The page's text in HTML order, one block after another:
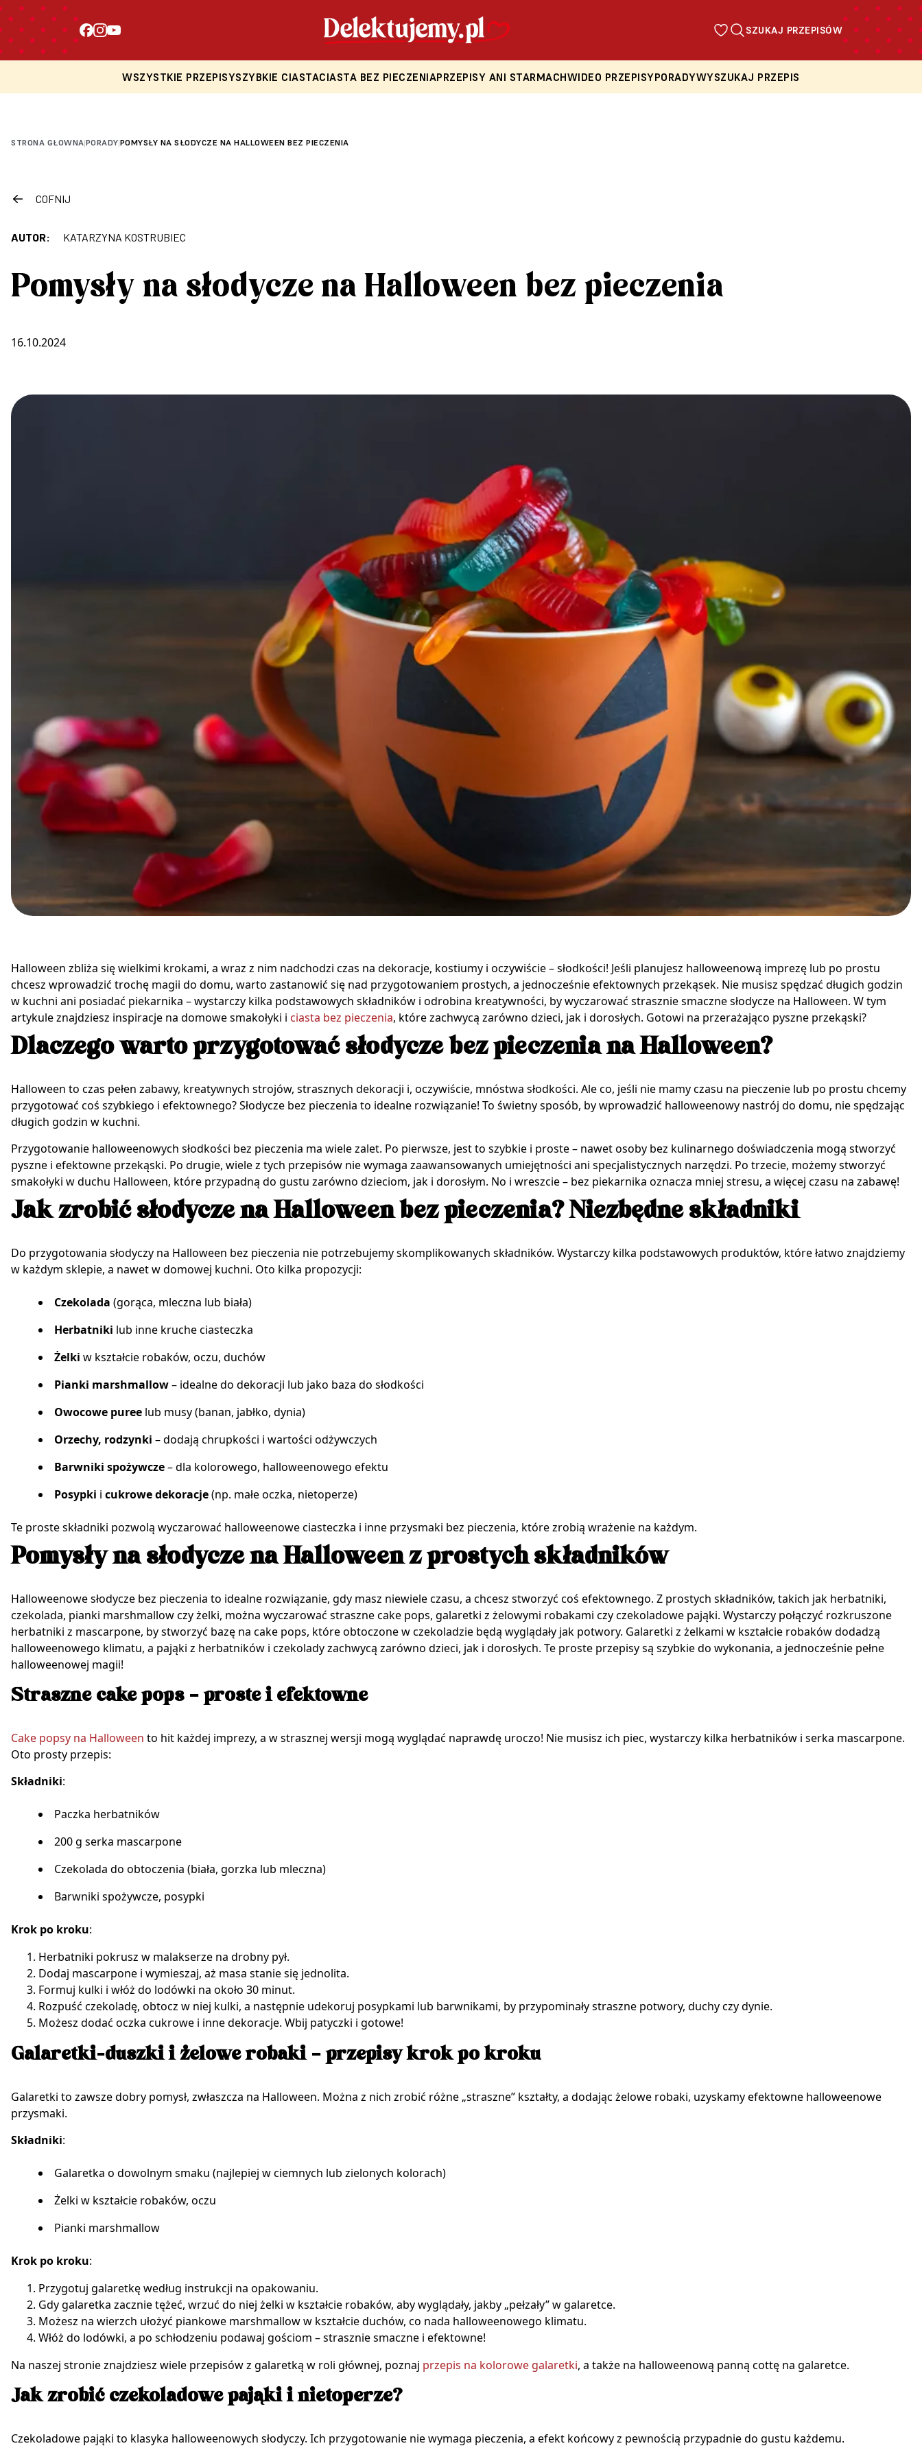
SZUKAJ PRZEPISÓW
WSZYSTKIE PRZEPISYSZYBKIE CIASTACIASTA BEZ PIECZENIAPRZEPISY ANI STARMACHWIDEO PRZEPISYPORADYWYSZUKAJ PRZEPIS
STRONA GŁOWNA|PORADY|POMYSŁY NA SŁODYCZE NA HALLOWEEN BEZ PIECZENIA
COFNIJ
AUTOR: KATARZYNA KOSTRUBIEC
Pomysły na słodycze na Halloween bez pieczenia
16.10.2024
Halloween zbliża się wielkimi krokami, a wraz z nim nadchodzi czas na dekoracje, kostiumy i oczywiście – słodkości! Jeśli planujesz halloweenową imprezę lub po prostu
chcesz wprowadzić trochę magii do domu, warto zastanowić się nad przygotowaniem prostych, a jednocześnie efektownych przekąsek. Nie musisz spędzać długich godzin
w kuchni ani posiadać piekarnika – wystarczy kilka podstawowych składników i odrobina kreatywności, by wyczarować strasznie smaczne słodycze na Halloween. W tym
artykule znajdziesz inspiracje na domowe smakołyki i ciasta bez pieczenia, które zachwycą zarówno dzieci, jak i dorosłych. Gotowi na przerażająco pyszne przekąski?
Dlaczego warto przygotować słodycze bez pieczenia na Halloween?
Halloween to czas pełen zabawy, kreatywnych strojów, strasznych dekoracji i, oczywiście, mnóstwa słodkości. Ale co, jeśli nie mamy czasu na pieczenie lub po prostu chcemy
przygotować coś szybkiego i efektownego? Słodycze bez pieczenia to idealne rozwiązanie! To świetny sposób, by wprowadzić halloweenowy nastrój do domu, nie spędzając
długich godzin w kuchni.
Przygotowanie halloweenowych słodkości bez pieczenia ma wiele zalet. Po pierwsze, jest to szybkie i proste – nawet osoby bez kulinarnego doświadczenia mogą stworzyć
pyszne i efektowne przekąski. Po drugie, wiele z tych przepisów nie wymaga zaawansowanych umiejętności ani specjalistycznych narzędzi. Po trzecie, możemy stworzyć
smakołyki w duchu Halloween, które przypadną do gustu zarówno dzieciom, jak i dorosłym. No i wreszcie – bez piekarnika oznacza mniej stresu, a więcej czasu na zabawę!
Jak zrobić słodycze na Halloween bez pieczenia? Niezbędne składniki
Do przygotowania słodyczy na Halloween bez pieczenia nie potrzebujemy skomplikowanych składników. Wystarczy kilka podstawowych produktów, które łatwo znajdziemy
w każdym sklepie, a nawet w domowej kuchni. Oto kilka propozycji:
Czekolada (gorąca, mleczna lub biała)
Herbatniki lub inne kruche ciasteczka
Żelki w kształcie robaków, oczu, duchów
Pianki marshmallow– idealne do dekoracji lub jako baza do słodkości
Owocowe puree lub musy (banan, jabłko, dynia)
Orzechy, rodzynki – dodają chrupkości i wartości odżywczych
Barwniki spożywcze– dla kolorowego, halloweenowego efektu
Posypki i cukrowe dekoracje(np. małe oczka, nietoperze)
Te proste składniki pozwolą wyczarować halloweenowe ciasteczka i inne przysmaki bez pieczenia, które zrobią wrażenie na każdym.
Pomysły na słodycze na Halloween z prostych składników
Halloweenowe słodycze bez pieczenia to idealne rozwiązanie, gdy masz niewiele czasu, a chcesz stworzyć coś efektownego. Z prostych składników, takich jak herbatniki,
czekolada, pianki marshmallow czy żelki, można wyczarować straszne cake pops, galaretki z żelowymi robakami czy czekoladowe pająki. Wystarczy połączyć rozkruszone
herbatniki z mascarpone, by stworzyć bazę na cake pops, które obtoczone w czekoladzie będą wyglądały jak potwory. Galaretki z żelkami w kształcie robaków dodadzą
halloweenowego klimatu, a pająki z herbatników i czekolady zachwycą zarówno dzieci, jak i dorosłych. Te proste przepisy są szybkie do wykonania, a jednocześnie pełne
halloweenowej magii!
Straszne cake pops – proste i efektowne
Cake popsy na Halloween to hit każdej imprezy, a w strasznej wersji mogą wyglądać naprawdę uroczo! Nie musisz ich piec, wystarczy kilka herbatników i serka mascarpone.
Oto prosty przepis:
Składniki:
Paczka herbatników
200 g serka mascarpone
Czekolada do obtoczenia (biała, gorzka lub mleczna)
Barwniki spożywcze, posypki
Krok po kroku:
Herbatniki pokrusz w malakserze na drobny pył.
Dodaj mascarpone i wymieszaj, aż masa stanie się jednolita.
Formuj kulki i włóż do lodówki na około 30 minut.
Rozpuść czekoladę, obtocz w niej kulki, a następnie udekoruj posypkami lub barwnikami, by przypominały straszne potwory, duchy czy dynie.
Możesz dodać oczka cukrowe i inne dekoracje. Wbij patyczki i gotowe!
Galaretki-duszki i żelowe robaki – przepisy krok po kroku
Galaretki to zawsze dobry pomysł, zwłaszcza na Halloween. Można z nich zrobić różne „straszne” kształty, a dodając żelowe robaki, uzyskamy efektowne halloweenowe
przysmaki.
Składniki:
Galaretka o dowolnym smaku (najlepiej w ciemnych lub zielonych kolorach)
Żelki w kształcie robaków, oczu
Pianki marshmallow
Krok po kroku:
Przygotuj galaretkę według instrukcji na opakowaniu.
Gdy galaretka zacznie tężeć, wrzuć do niej żelki w kształcie robaków, aby wyglądały, jakby „pełzały” w galaretce.
Możesz na wierzch ułożyć piankowe marshmallow w kształcie duchów, co nada halloweenowego klimatu.
Włóż do lodówki, a po schłodzeniu podawaj gościom – strasznie smaczne i efektowne!
Na naszej stronie znajdziesz wiele przepisów z galaretką w roli głównej, poznaj przepis na kolorowe galaretki, a także na halloweenową panną cottę na galaretce.
Jak zrobić czekoladowe pająki i nietoperze?
Czekoladowe pająki to klasyka halloweenowych słodyczy. Ich przygotowanie nie wymaga pieczenia, a efekt końcowy z pewnością przypadnie do gustu każdemu.